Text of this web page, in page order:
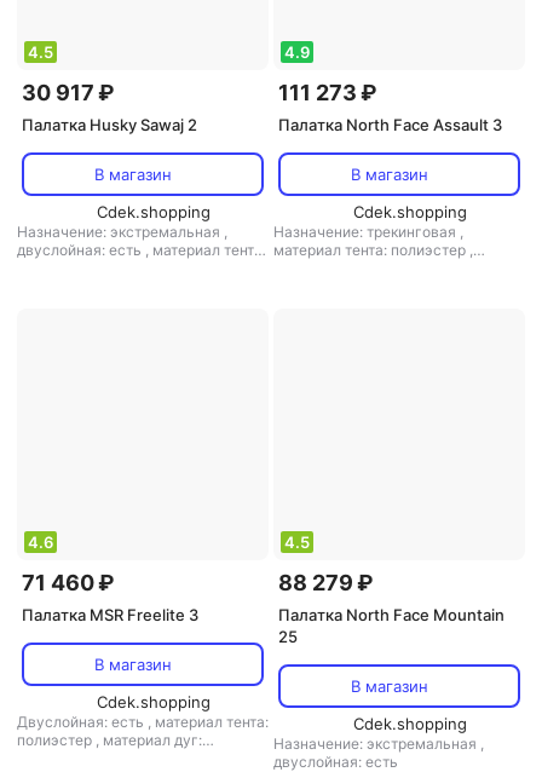
4.5
30 917 ₽
Палатка Husky Sawaj 2
В магазин
Cdek.shopping
Назначение: экстремальная ,
двуслойная: есть , материал тента:
4.9
111 273 ₽
Палатка North Face Assault 3
В магазин
Cdek.shopping
Назначение: трекинговая ,
материал тента: полиэстер ,
4.6
71 460 ₽
Палатка MSR Freelite 3
В магазин
Cdek.shopping
Двуслойная: есть , материал тента:
полиэстер , материал дуг:
4.5
88 279 ₽
Палатка North Face Mountain
25
В магазин
Cdek.shopping
Назначение: экстремальная ,
двуслойная: есть